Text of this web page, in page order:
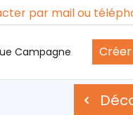
par mail ou
Campagne